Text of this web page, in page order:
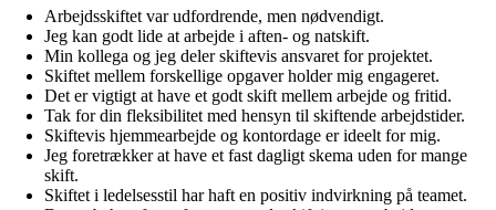
Arbejdsskiftet var udfordrende, men nødvendigt.
Jeg kan godt lide at arbejde i aften- og natskift.
Min kollega og jeg deler skiftevis ansvaret for projektet.
Skiftet mellem forskellige opgaver holder mig engageret.
Det er vigtigt at have et godt skift mellem arbejde og fritid.
Tak for din fleksibilitet med hensyn til skiftende arbejdstider.
Skiftevis hjemmearbejde og kontordage er ideelt for mig.
Jeg foretrækker at have et fast dagligt skema uden for mange
skift.
Skiftet i ledelsesstil har haft en positiv indvirkning på teamet.